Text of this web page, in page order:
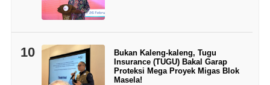
10
Bukan Kaleng-kaleng, Tugu
Insurance (TUGU) Bakal Garap
Proteksi Mega Proyek Migas Blok
Masela!